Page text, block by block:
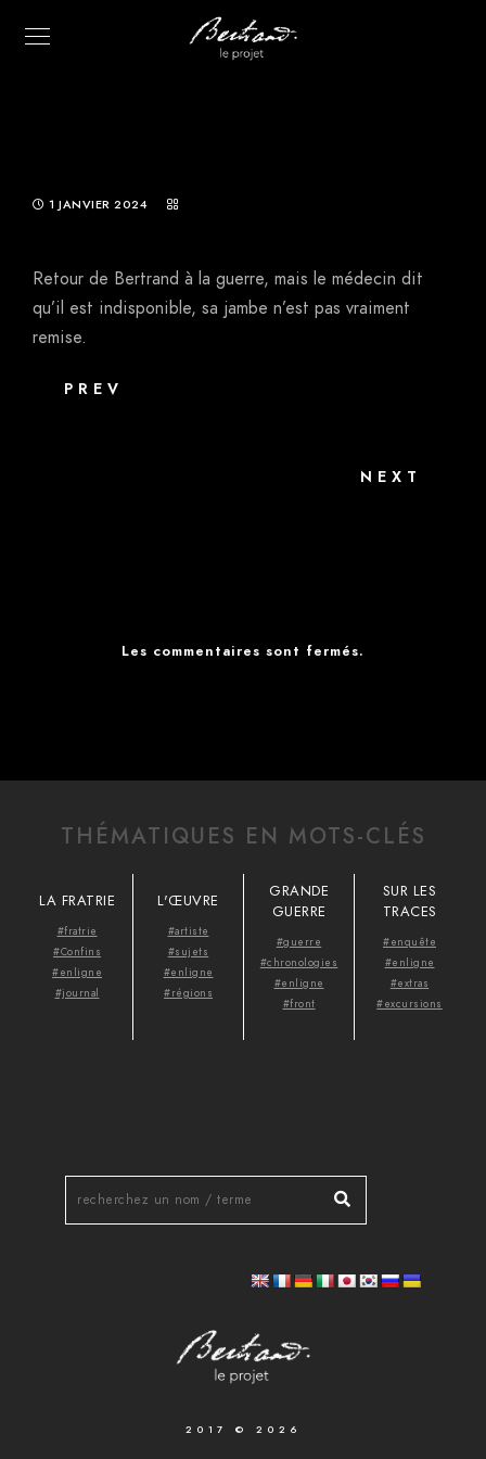
1 JANVIER 2024
Retour de Bertrand à la guerre, mais le médecin dit
qu’il est indisponible, sa jambe n’est pas vraiment
remise.
PREV
NEXT
Les commentaires sont fermés.
THÉMATIQUES EN MOTS-CLÉS
LA FRATRIE
#fratrie
#Confins
#enligne
#journal
L'ŒUVRE
#artiste
#sujets
#enligne
#régions
GRANDE
GUERRE
#guerre
#chronologies
#enligne
#front
SUR LES
TRACES
#enquête
#enligne
#extras
#excursions
2017 © 2026